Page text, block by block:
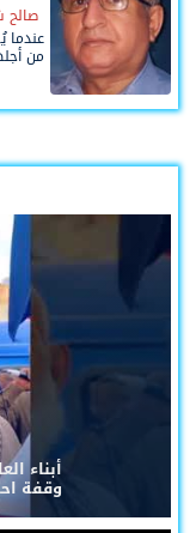
عندما
من
أبناء
وقفة